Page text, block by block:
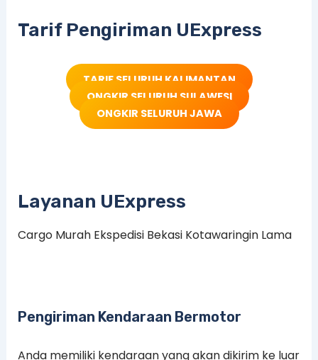
Tarif Pengiriman UExpress
TARIF SELURUH KALIMANTAN
ONGKIR SELURUH SULAWESI
ONGKIR SELURUH JAWA
Layanan UExpress
Cargo Murah Ekspedisi Bekasi Kotawaringin Lama
Pengiriman Kendaraan Bermotor
Anda memiliki kendaraan yang akan dikirim ke luar